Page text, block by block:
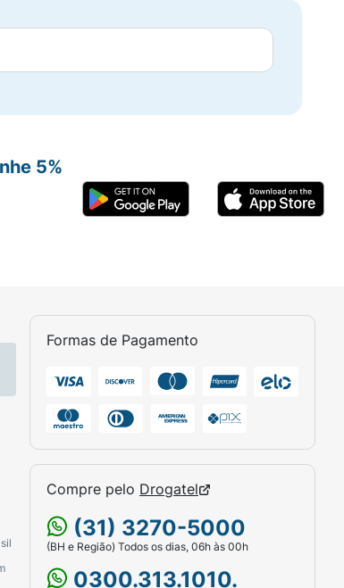
Formas de Pagamento
Compre pelo Drogatel
(31) 3270-5000
(BH e Região) Todos os dias, 06h às 00h
0300.313.1010.
5%